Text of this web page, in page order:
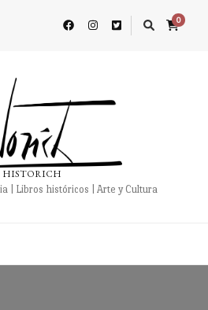
0
HISTORICH
| Libros históricos | Arte y Cultura